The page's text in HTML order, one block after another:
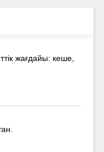
жағдайы: кеше,